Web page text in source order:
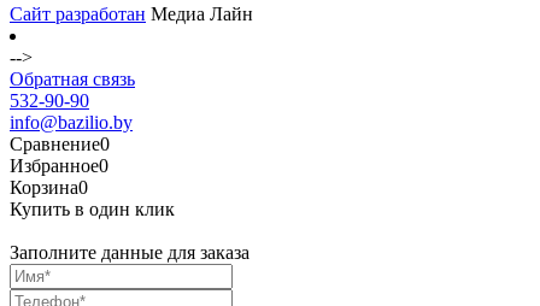
Сайт разработан Медиа Лайн
-->
Обратная связь
532-90-90
info@bazilio.by
Сравнение0
Избранное0
Корзина0
Купить в один клик
Заполните данные для заказа